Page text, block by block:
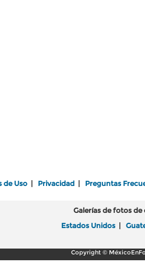
de Uso Privacidad Preguntas
Galerías de fotos de
Estados Unidos
Copyright ©